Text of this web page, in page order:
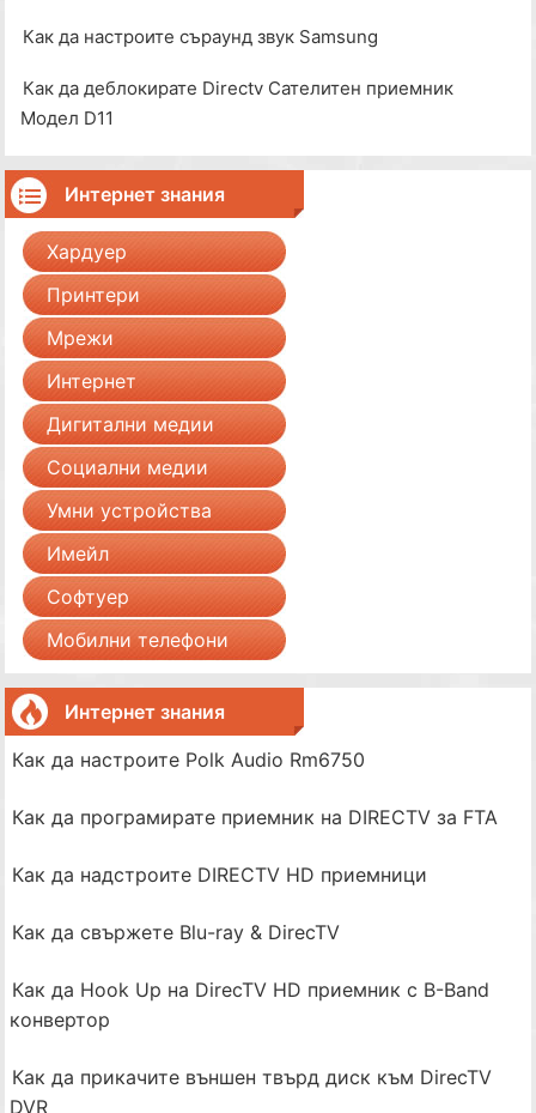
Как да настроите съраунд звук Samsung
Как да деблокирате Directv Сателитен приемник
Модел D11
Интернет знания
Хардуер
Принтери
Мрежи
Интернет
Дигитални медии
Социални медии
Умни устройства
Имейл
Софтуер
Мобилни телефони
Интернет знания
Как да настроите Polk Audio Rm6750
Как да програмирате приемник на DIRECTV за FTA
Как да надстроите DIRECTV HD приемници
Как да свържете Blu-ray & DirecTV
Как да Hook Up на DirecTV HD приемник с B-Band
конвертор
Как да прикачите външен твърд диск към DirecTV
DVR